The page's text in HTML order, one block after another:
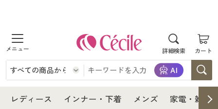
詳細検索 カート
商品を探す
レディース
インナー・下着
レディース インナー・下着 メンズ 家電・雑貨
レディース
レディース通販すべて
レディースファッション
インナー・下着
インナー・下着通販すべて
メンズ